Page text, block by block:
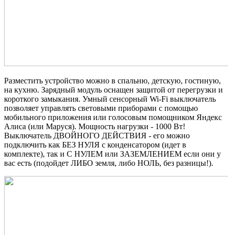
Разместить устройство можно в спальню, детскую, гостиную,
на кухню. Зарядный модуль оснащен защитой от перегрузки и
короткого замыкания. Умный сенсорный Wi-Fi выключатель
позволяет управлять световыми приборами с помощью
мобильного приложения или голосовым помощником Яндекс
Алиса (или Маруся). Мощность нагрузки - 1000 Вт!
Выключатель ДВОЙНОГО ДЕЙСТВИЯ - его можно
подключить как БЕЗ НУЛЯ с конденсатором (идет в
комплекте), так и С НУЛЕМ или ЗАЗЕМЛЕНИЕМ если они у
вас есть (подойдет ЛИБО земля, либо НОЛЬ, без разницы!).